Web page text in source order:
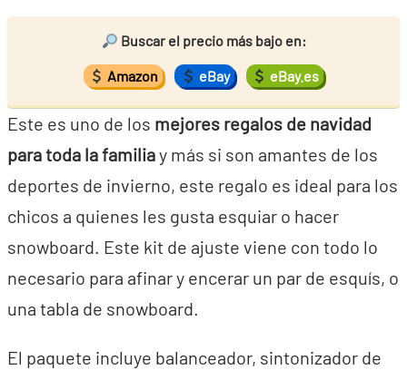
Buscar el precio más bajo en:
Amazon eBay eBay.es
Este es uno de los mejores regalos de navidad
para toda la familiay más si son amantes de los
deportes de invierno, este regalo es ideal para los
chicos a quienes les gusta esquiar o hacer
snowboard. Este kit de ajuste viene con todo lo
necesario para afinar y encerar un par de esquís, o
una tabla de snowboard.
El paquete incluye balanceador, sintonizador de